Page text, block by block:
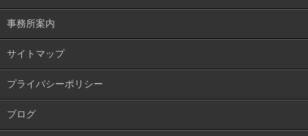
事務所案内
サイトマップ
プライバシーポリシー
ブログ